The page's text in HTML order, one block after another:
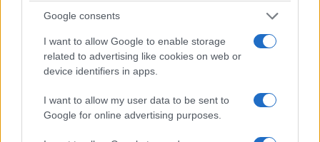
Google consents
I want to allow Google to enable storage
related to advertising like cookies on web or
device identifiers in apps.
I want to allow my user data to be sent to
Google for online advertising purposes.